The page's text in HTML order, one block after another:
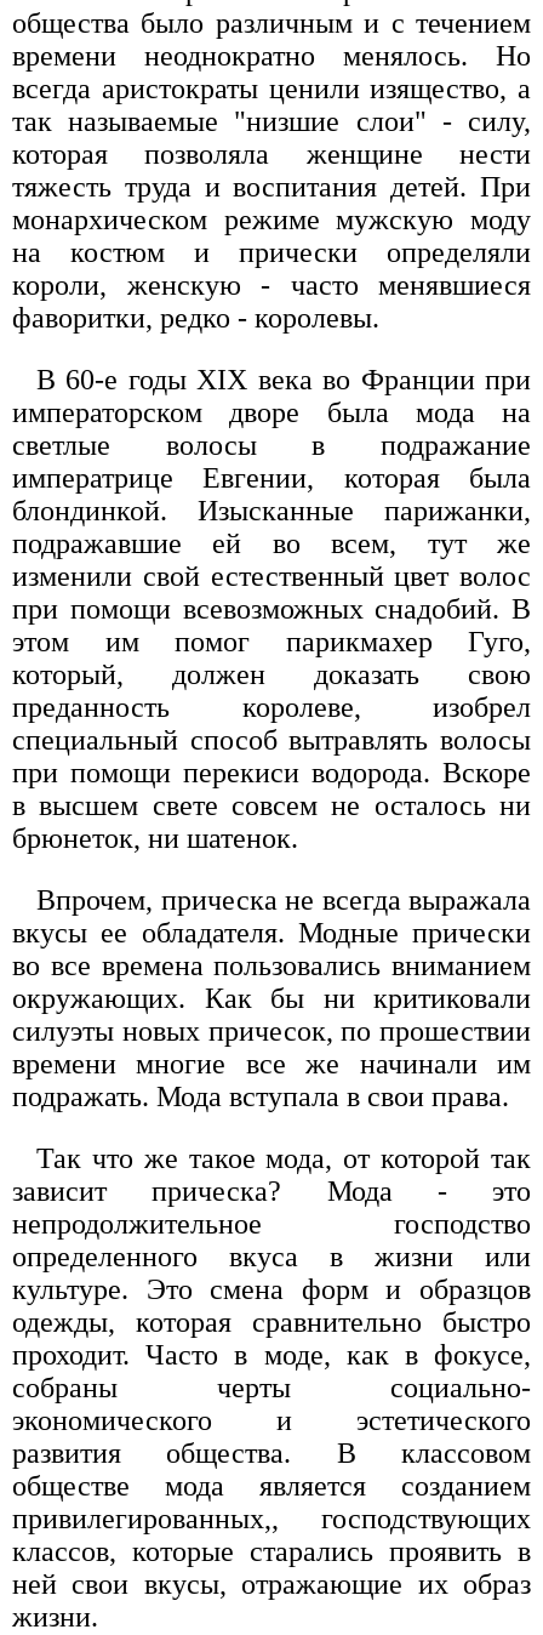
общества было различным и с течением
времени неоднократно менялось. Но
всегда аристократы ценили изящество, а
так называемые "низшие слои" - силу,
которая позволяла женщине нести
тяжесть труда и воспитания детей. При
монархическом режиме мужскую моду
на костюм и прически определяли
короли, женскую - часто менявшиеся
фаворитки, редко - королевы.
В 60-е годы XIX века во Франции при
императорском дворе была мода на
светлые волосы в подражание
императрице Евгении, которая была
блондинкой. Изысканные парижанки,
подражавшие ей во всем, тут же
изменили свой естественный цвет волос
при помощи всевозможных снадобий. В
этом им помог парикмахер Гуго,
который, должен доказать свою
преданность королеве, изобрел
специальный способ вытравлять волосы
при помощи перекиси водорода. Вскоре
в высшем свете совсем не осталось ни
брюнеток, ни шатенок.
Впрочем, прическа не всегда выражала
вкусы ее обладателя. Модные прически
во все времена пользовались вниманием
окружающих. Как бы ни критиковали
силуэты новых причесок, по прошествии
времени многие все же начинали им
подражать. Мода вступала в свои права.
Так что же такое мода, от которой так
зависит прическа? Мода - это
непродолжительное господство
определенного вкуса в жизни или
культуре. Это смена форм и образцов
одежды, которая сравнительно быстро
проходит. Часто в моде, как в фокусе,
собраны черты социально-
экономического и эстетического
развития общества. В классовом
обществе мода является созданием
привилегированных,, господствующих
классов, которые старались проявить в
ней свои вкусы, отражающие их образ
жизни.